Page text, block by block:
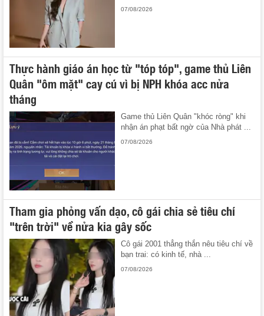
07/08/2026
Thực hành giáo án học từ "tóp tóp", game thủ Liên
Quân "ôm mặt" cay cú vì bị NPH khóa acc nửa
tháng
Game thủ Liên Quân "khóc ròng" khi
nhận án phạt bất ngờ của Nhà phát ...
07/08/2026
Tham gia phỏng vấn dạo, cô gái chia sẻ tiêu chí
"trên trời" về nửa kia gây sốc
Cô gái 2001 thẳng thắn nêu tiêu chí về
bạn trai: có kinh tế, nhà ...
07/08/2026